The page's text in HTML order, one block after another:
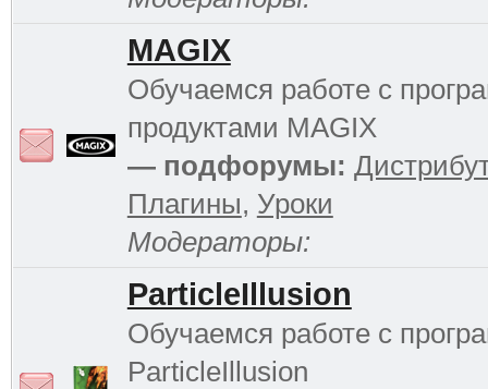
MAGIX
Обучаемся работе с
продуктами MAGIX
— подфорумы:
Плагины, Уроки
Модераторы:
ParticleIllusion
Обучаемся работе с
ParticleIllusion